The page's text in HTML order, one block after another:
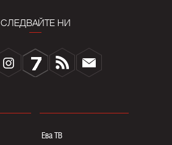
СЛЕДВАЙТЕ НИ
Ева ТВ